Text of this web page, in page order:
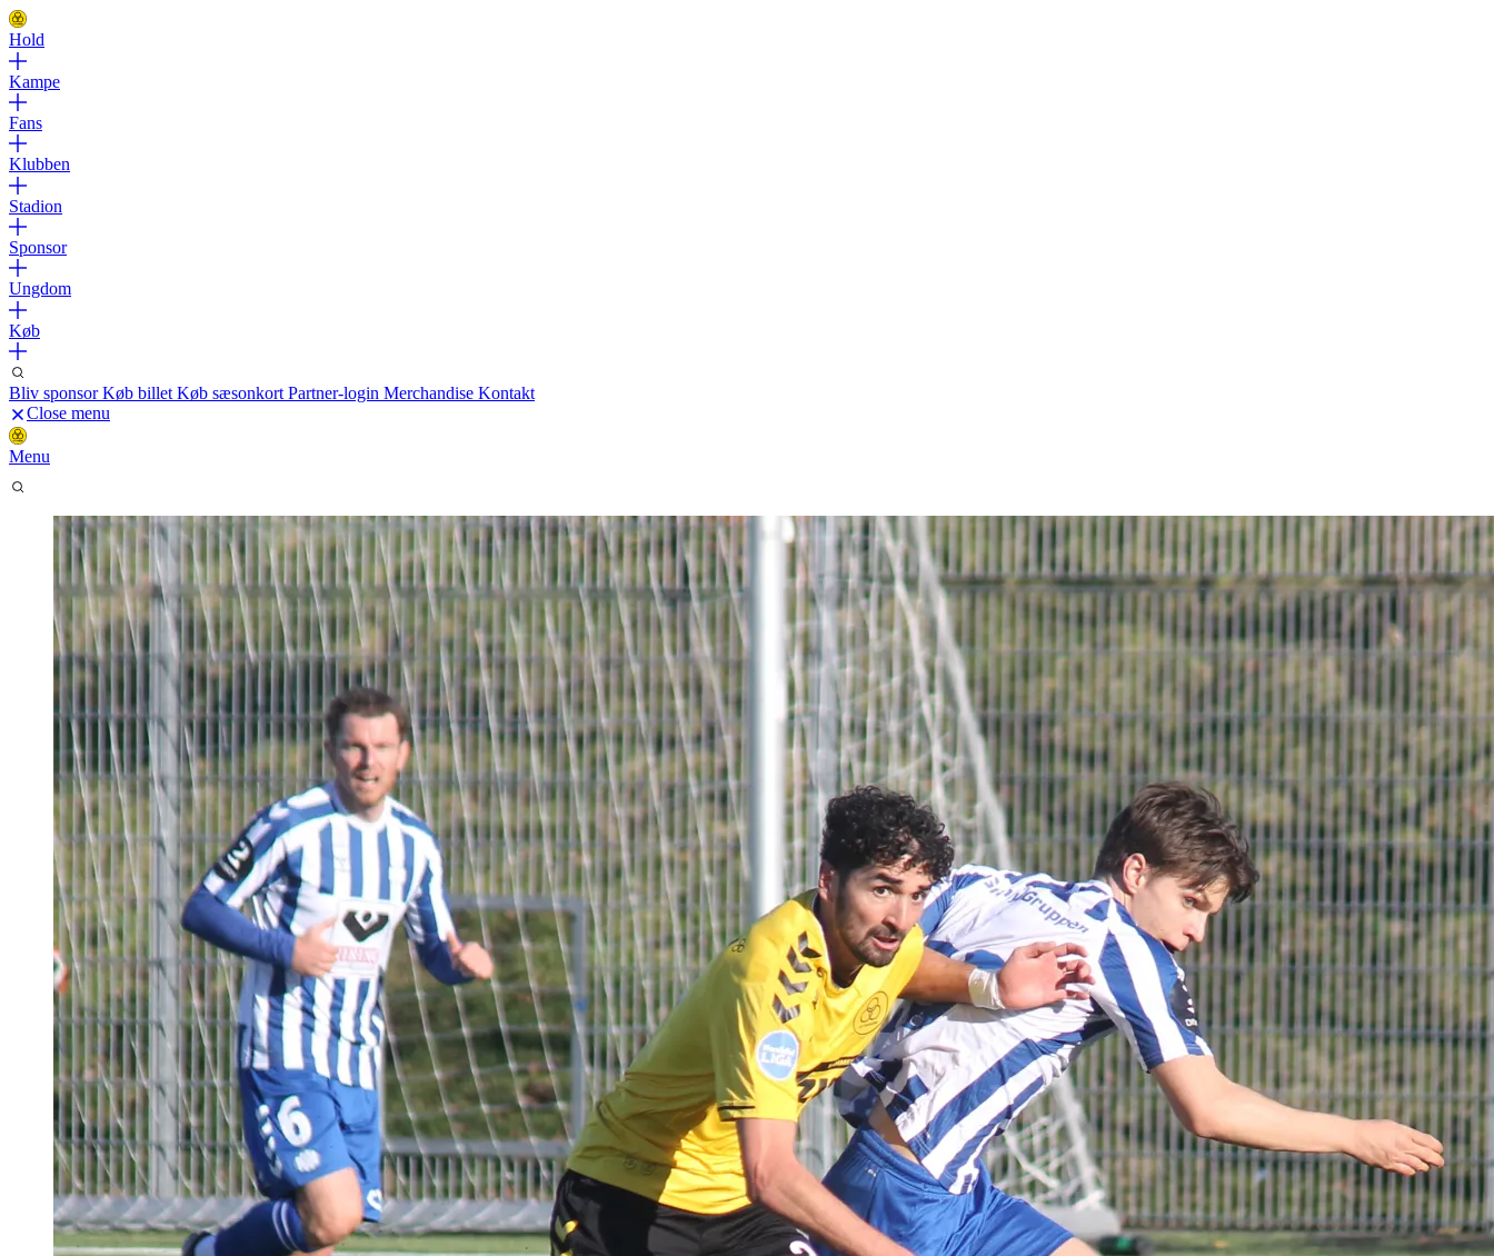
Hold
Kampe
Fans
Klubben
Stadion
Sponsor
Ungdom
Køb
Bliv sponsorKøb billet Køb sæsonkort Partner-login Merchandise Kontakt
Close menu
Menu